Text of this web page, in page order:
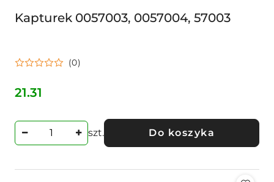
Kapturek 0057003, 0057004, 57003
(0)
Cena:
21.31
szt. Do koszyka